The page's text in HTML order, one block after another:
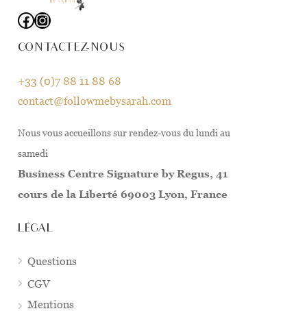
Facebook
Instagram
CONTACTEZ-NOUS
+33 (0)7 88 11 88 68
contact@followmebysarah.com
Nous vous accueillons sur rendez-vous du lundi au
samedi
Business Centre Signature by Regus, 41
cours de la Liberté 69003 Lyon, France
LÉGAL
Questions
CGV
Mentions